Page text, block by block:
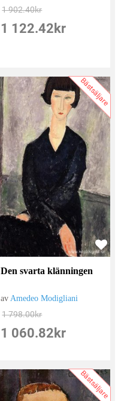
1 902.40kr
1 122.42 kr
Bästsäljare
Den svarta klänningen
avAmedeo Modigliani
1 798.00kr
1 060.82 kr
Bästsäljare